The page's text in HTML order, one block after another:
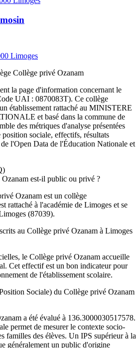
Limoges
Collège privé Ozanam
la page d'information concernant le
UAI : 0870083T). Ce collège
établissement rattaché au MINISTERE
et basé dans la commune de
des métriques d'analyse présentées
sociale, effectifs, résultats
de l'Open Data de l'Éducation Nationale et
est-il public ou privé ?
Ozanam est un collège
rattaché à l'académie de Limoges et se
(87039).
au Collège privé Ozanam à Limoges
le Collège privé Ozanam accueille
Cet effectif est un bon indicateur pour
de l'établissement scolaire.
Sociale) du Collège privé Ozanam
a été évalué à 136.3000030517578.
permet de mesurer le contexte socio-
familles des élèves. Un IPS supérieur à la
généralement un public d'origine